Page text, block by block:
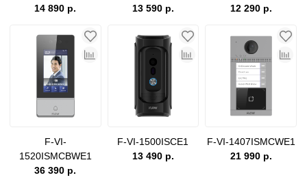
14 890 р.
13 590 р.
12 290 р.
F-VI-
1520ISMCBWE1
36 390 р.
F-VI-1500ISCE1
13 490 р.
F-VI-1407ISMCWE1
21 990 р.